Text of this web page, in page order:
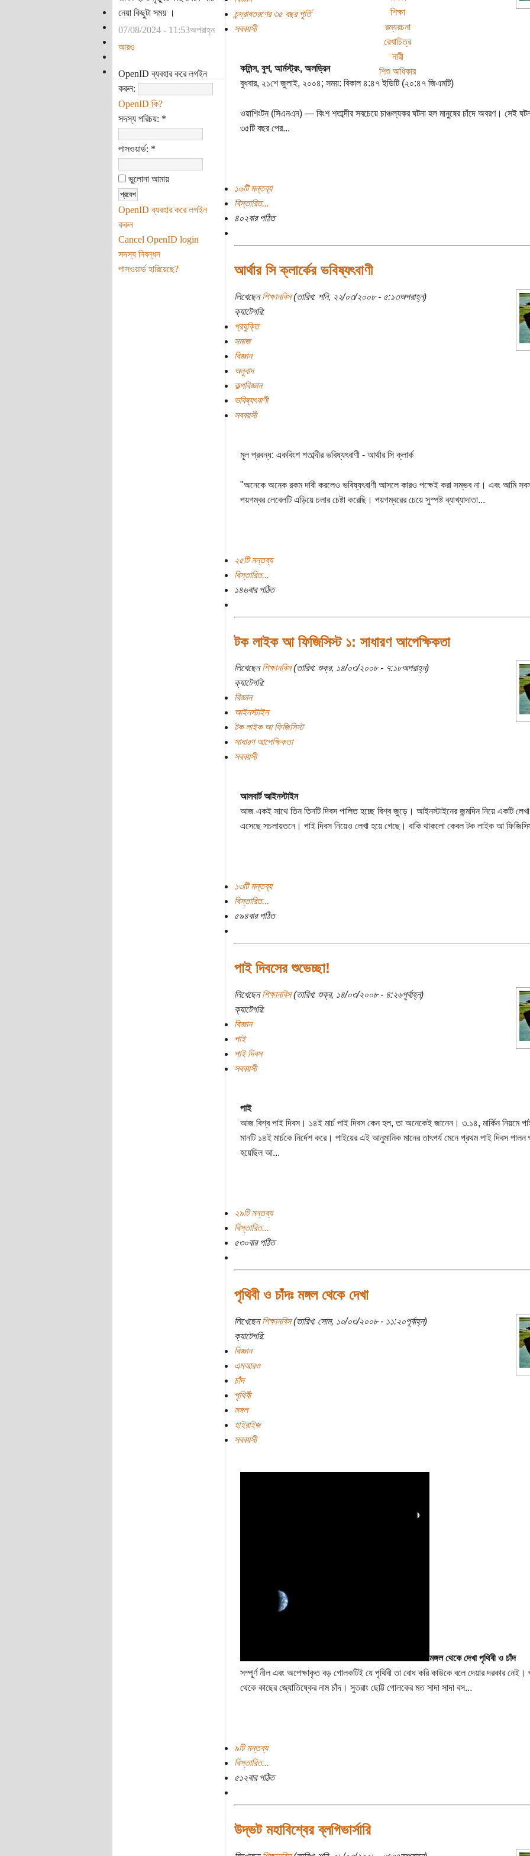
শিক্ষা
রম্যরচনা
রেখাচিত্র
নারী
শিশু অধিকার
নেয়া কিছুটা সময় ।
07/08/2024 - 11:53অপরাহ্ন
আরও
OpenID ব্যবহার করে লগইন
করুন:
OpenID কি?
সদস্য পরিচয়: *
পাসওয়ার্ড: *
ভুলোনা আমায়
OpenID ব্যবহার করে লগইন
করুন
Cancel OpenID login
সদস্য নিবন্ধন
পাসওয়ার্ড হারিয়েছে?
চন্দ্রাবতরণের ৩৫ বছর পূর্তি
সববয়সী
কলিন্স, বুশ, আর্মস্ট্রং, অলড্রিন
বুধবার, ২১শে জুলাই, ২০০৪; সময়: বিকাল ৪:৪৭ ইডিটি (২০:৪৭ জিএমটি)
ওয়াশিংটন (সিএনএন) — বিংশ শতাব্দীর সবচেয়ে চাঞ্চল্যকর ঘটনা হল মানুষের চাঁদে অবরণ। সেই
৩৫টি বছর পের...
১৬টি মন্তব্য
বিস্তারিত...
৪০২বার পঠিত
আর্থার সি ক্লার্কের ভবিষ্যৎবাণী
লিখেছেনশিক্ষানবিস(তারিখ: শনি, ২২/০৩/২০০৮ - ৫:১৩অপরাহ্ন)
ক্যাটেগরি:
প্রযুক্তি
সমাজ
বিজ্ঞান
অনুবাদ
কল্পবিজ্ঞান
ভবিষ্যৎবাণী
সববয়সী
মূল প্রবন্ধ: একবিংশ শতাব্দীর ভবিষ্যৎবাণী - আর্থার সি ক্লার্ক
"অনেকে অনেক রকম দাবী করলেও ভবিষ্যৎবাণী আসলে কারও পক্ষেই করা সম্ভব না। এবং আমি
পয়গম্বর লেবেলটি এড়িয়ে চলার চেষ্টা করেছি। পয়গম্বরের চেয়ে সুস্পষ্ট ব্যাখ্যাদাতা...
২৫টি মন্তব্য
বিস্তারিত...
১৪৬বার পঠিত
টক লাইক আ ফিজিসিস্ট ১: সাধারণ আপেক্ষিকতা
লিখেছেনশিক্ষানবিস(তারিখ: শুক্র, ১৪/০৩/২০০৮ - ৭:১৮অপরাহ্ন)
ক্যাটেগরি:
বিজ্ঞান
আইনস্টাইন
টক লাইক আ ফিজিসিস্ট
সাধারণ আপেক্ষিকতা
সববয়সী
আলবার্ট আইনস্টাইন
আজ একই সাথে তিন তিনটি দিবস পালিত হচ্ছে বিশ্ব জুড়ে। আইনস্টাইনের জন্মদিন নিয়ে একটি
এসেছে সচলায়তনে। পাই দিবস নিয়েও লেখা হয়ে গেছে। বাকি থাকলো কেবল টক লাইক আ
১৩টি মন্তব্য
বিস্তারিত...
৫৯৪বার পঠিত
পাই দিবসের শুভেচ্ছা!
লিখেছেনশিক্ষানবিস(তারিখ: শুক্র, ১৪/০৩/২০০৮ - ৪:২৬পূর্বাহ্ন)
ক্যাটেগরি:
বিজ্ঞান
পাই
পাই দিবস
সববয়সী
পাই
আজ বিশ্ব পাই দিবস। ১৪ই মার্চ পাই দিবস কেন হল, তা অনেকেই জানেন। ৩.১৪, মার্কিন নিয়মে
মানটি ১৪ই মার্চকে নির্দেশ করে। পাইয়ের এই আনুমানিক মানের তাৎপর্য মেনে প্রথম পাই দিবস
হয়েছিল আ...
২৯টি মন্তব্য
বিস্তারিত...
৫৩০বার পঠিত
পৃথিবী ও চাঁদঃ মঙ্গল থেকে দেখা
লিখেছেনশিক্ষানবিস(তারিখ: সোম, ১০/০৩/২০০৮ - ১১:২০পূর্বাহ্ন)
ক্যাটেগরি:
বিজ্ঞান
এমআরও
চাঁদ
পৃথিবী
মঙ্গল
হাইরাইজ
সববয়সী
মঙ্গল থেকে দেখা পৃথিবী ও চাঁদ
সম্পূর্ণ নীল এবং অপেক্ষাকৃত বড় গোলকটিই যে পৃথিবী তা বোধ করি কাউকে বলে দেয়ার দরকার নেই।
থেকে কাছের জ্যোতিষ্কের নাম চাঁদ। সুতরাং ছোট্ট গোলকের মত সাদা সাদা বস...
৯টি মন্তব্য
বিস্তারিত...
৫১২বার পঠিত
উদ্ভট মহাবিশ্বের ব্লগিভার্সারি